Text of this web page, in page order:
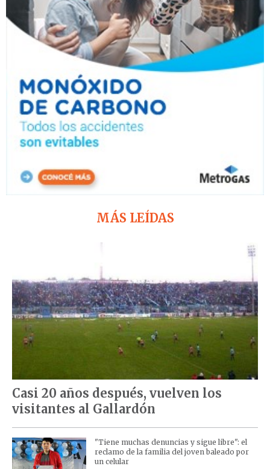
MÁS LEÍDAS
Casi 20 años después, vuelven los
visitantes al Gallardón
"Tiene muchas denuncias y sigue libre": el
reclamo de la familia del joven baleado por
un celular